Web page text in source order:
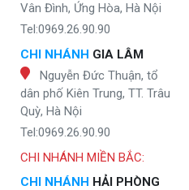
Vân Đình, Ứng Hòa, Hà Nội
Tel:0969.26.90.90
CHI NHÁNH GIA LÂM
Nguyễn Đức Thuận, tổ
dân phố Kiên Trung, TT. Trâu
Quỳ, Hà Nội
Tel:0969.26.90.90
CHI NHÁNH MIỀN BẮC:
CHI NHÁNH HẢI PHÒNG